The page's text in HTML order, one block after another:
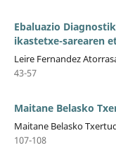
Ebaluazio
ikastetxe-sarearen
Leire Fernandez
43-57
Maitane Belasko
Maitane Belasko
107-108